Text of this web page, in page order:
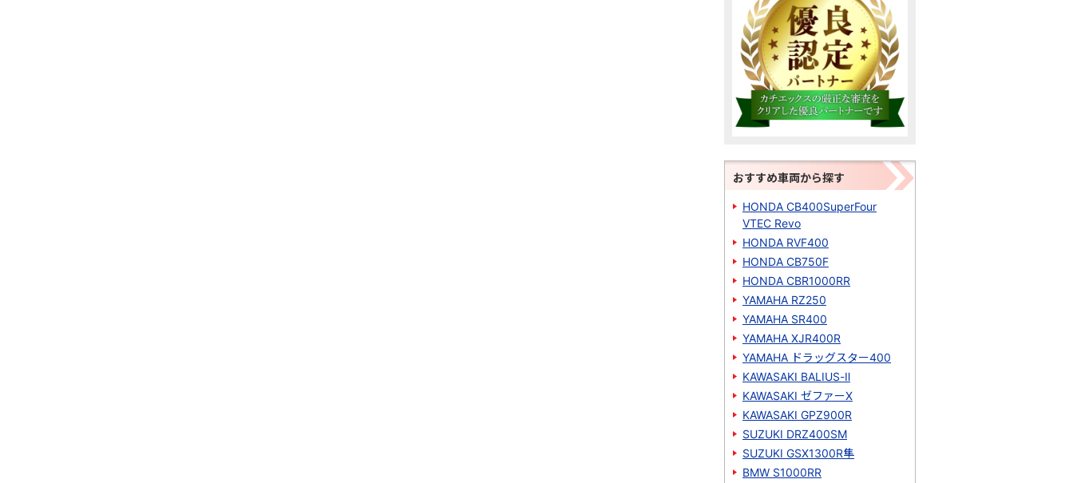
おすすめ車両から探す
HONDA CB400SuperFour
VTEC Revo
HONDA RVF400
HONDA CB750F
HONDA CBR1000RR
YAMAHA RZ250
YAMAHA SR400
YAMAHA XJR400R
YAMAHA ドラッグスター400
KAWASAKI BALIUS-Ⅱ
KAWASAKI ゼファーΧ
KAWASAKI GPZ900R
SUZUKI DRZ400SM
SUZUKI GSX1300R隼
BMW S1000RR